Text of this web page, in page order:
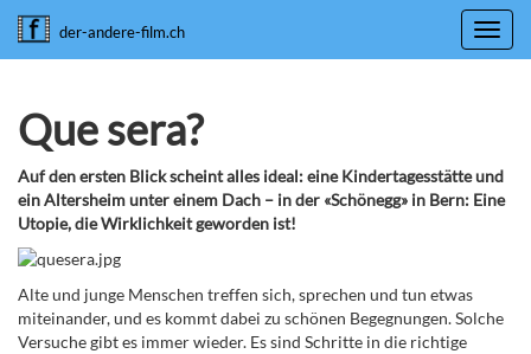
der-andere-film.ch
Que sera?
Auf den ersten Blick scheint alles ideal: eine Kindertagesstätte und
ein Altersheim unter einem Dach – in der «Schönegg» in Bern: Eine
Utopie, die Wirklichkeit geworden ist!
Alte und junge Menschen treffen sich, sprechen und tun etwas
miteinander, und es kommt dabei zu schönen Begegnungen. Solche
Versuche gibt es immer wieder. Es sind Schritte in die richtige